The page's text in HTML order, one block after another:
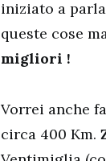
iniziato a
queste cose
migliori !
Vorrei anche
circa 400 Km.